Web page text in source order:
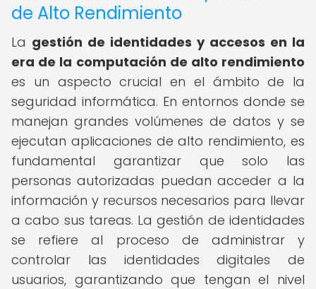
de Alto Rendimiento
La gestión de identidades y accesos en la
era de la computación de alto rendimiento
es un aspecto crucial en el ámbito de la
seguridad informática. En entornos donde se
manejan grandes volúmenes de datos y se
ejecutan aplicaciones de alto rendimiento, es
fundamental garantizar que solo las
personas autorizadas puedan acceder a la
información y recursos necesarios para llevar
a cabo sus tareas. La gestión de identidades
se refiere al proceso de administrar y
controlar las identidades digitales de
usuarios, garantizando que tengan el nivel